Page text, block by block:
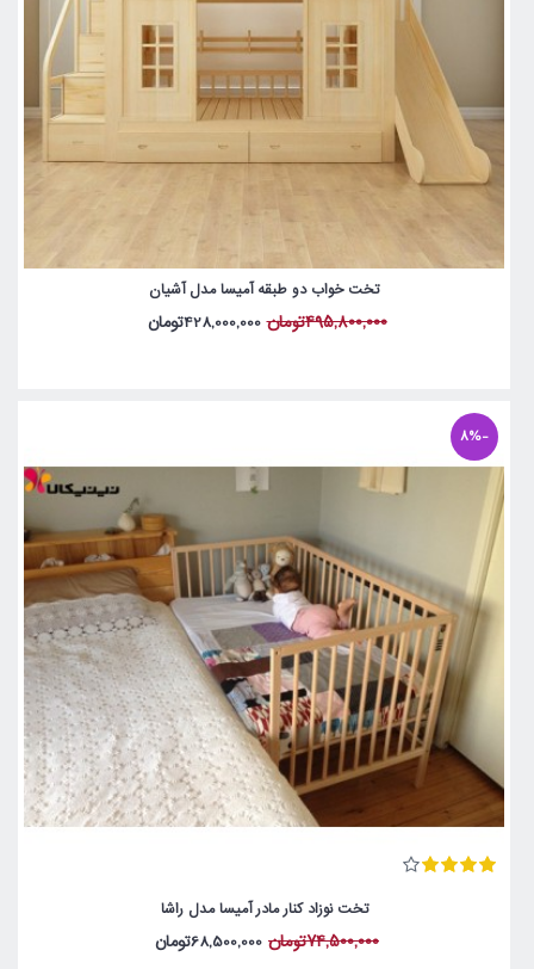
تخت خواب دو طبقه آمیسا مدل آشیان
495,800,000تومان 428,000,000تومان
-8%
تخت نوزاد کنار مادر آمیسا مدل راشا
74,500,000تومان 68,500,000تومان